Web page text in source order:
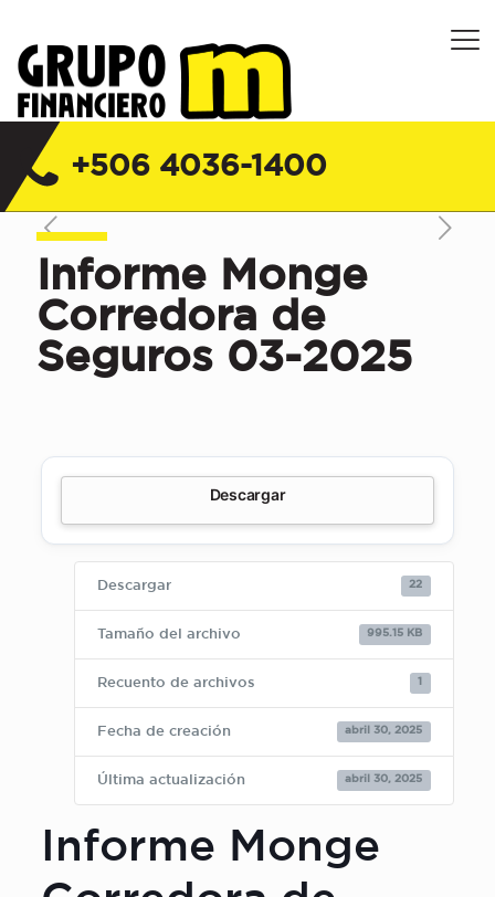
+506 4036-1400
Informe Monge
Corredora de
Seguros 03-2025
Descargar
Descargar 22
Tamaño del archivo 995.15 KB
Recuento de archivos
Fecha de creación abril 30, 2025
Última actualización abril 30, 2025
Informe Monge